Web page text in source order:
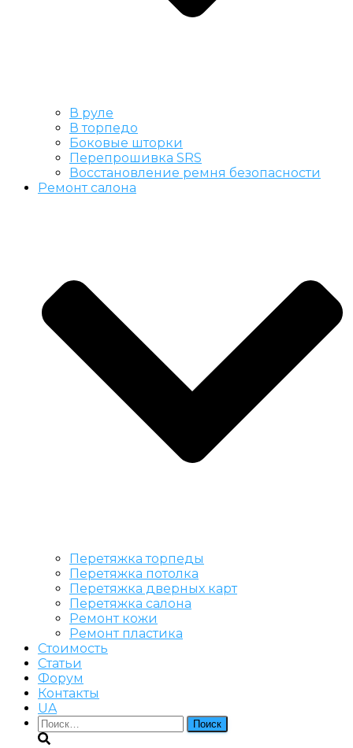
В руле
В торпедо
Боковые шторки
Перепрошивка SRS
Восстановление ремня безопасности
Ремонт салона
Перетяжка торпеды
Перетяжка потолка
Перетяжка дверных карт
Перетяжка салона
Ремонт кожи
Ремонт пластика
Стоимость
Статьи
Форум
Контакты
UA
Найти: